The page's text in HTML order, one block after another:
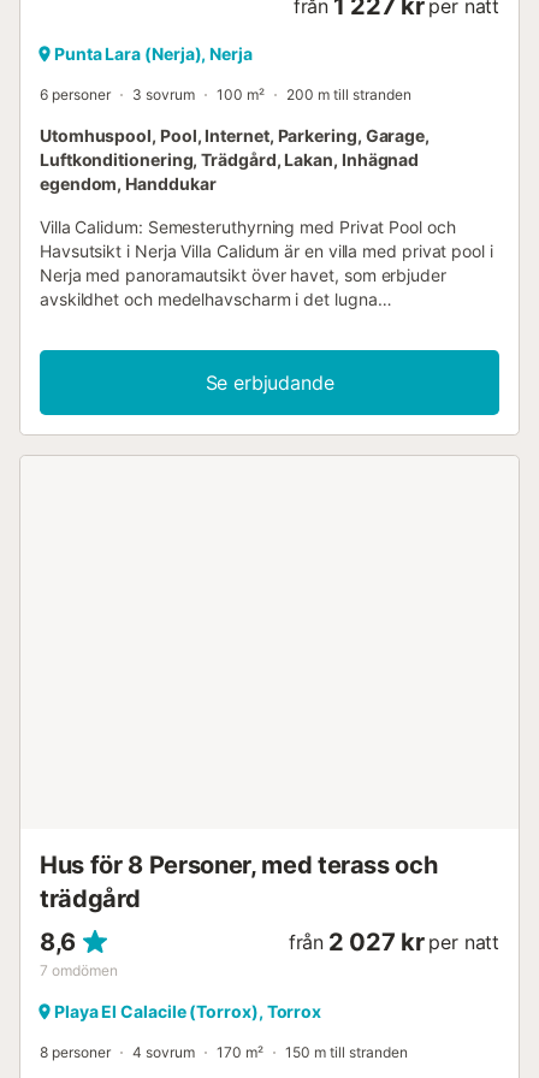
från per natt
Punta Lara (Nerja), Nerja
6 personer 3 sovrum 100 m² 200 m till stranden
Utomhuspool, Pool, Internet, Parkering, Garage,
Luftkonditionering, Trädgård, Lakan, Inhägnad
egendom, Handdukar
Villa Calidum: Semesteruthyrning med Privat Pool och
Havsutsikt i Nerja Villa Calidum är en villa med privat pool i
Nerja med panoramautsikt över havet, som erbjuder
avskildhet och medelhavscharm i det lugna
Nerja och Torrox Costa, kombinerar den maximal lugn med
enkel tillgång till båda orterna, endast fem minuters bilresa
bort. Föreställ dig att promenera till den stillsamma Vilches-
stranden på bara 5 minuter (500 m) för att bevittna en
Se erbjudande
Hus för 8 Personer, med terass och
trädgård
8,6
7 omdömen
från 2 027 kr per natt
Playa El Calacile (Torrox), Torrox
8 personer 4 sovrum 170 m² 150 m till stranden